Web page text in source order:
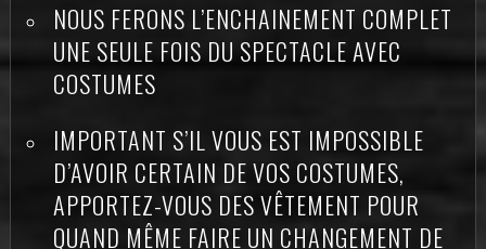
NOUS FERONS L’ENCHAINEMENT COMPLET
UNE SEULE FOIS DU SPECTACLE AVEC
COSTUMES
IMPORTANT S’IL VOUS EST IMPOSSIBLE
D’AVOIR CERTAIN DE VOS COSTUMES,
APPORTEZ-VOUS DES VÊTEMENT POUR
QUAND MÊME FAIRE UN CHANGEMENT DE